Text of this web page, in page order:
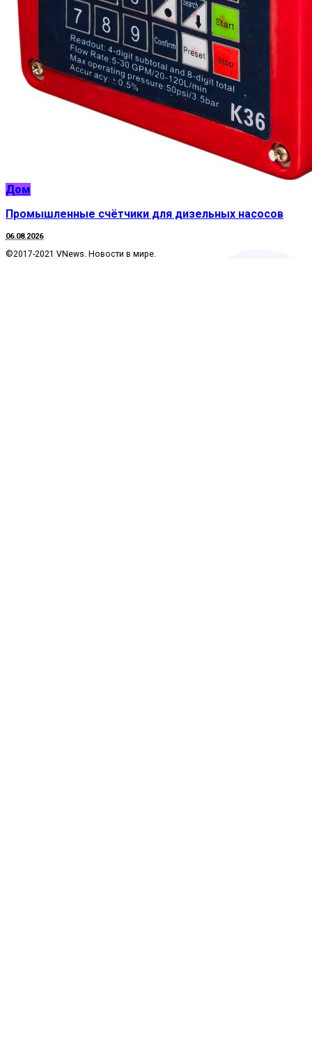
Дом
Промышленные счётчики для дизельных насосов
06.08.2026
©2017-2021 VNews. Новости в мире.